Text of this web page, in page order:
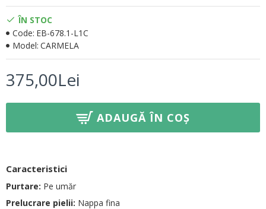
375,00Lei
ÎN STOC
Code: EB-678.1-L1C
Model: CARMELA
ADAUGĂ ÎN COȘ
Caracteristici
Purtare: Pe umăr
Prelucrare pielii: Nappa fina